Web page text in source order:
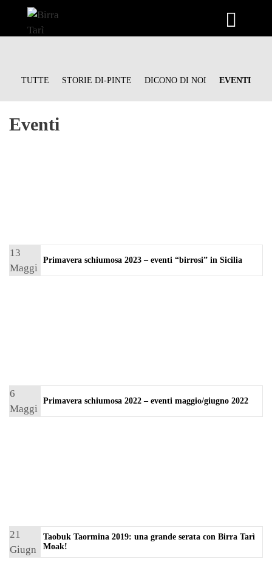
TUTTE STORIE DI-PINTE DICONO DI NOI EVENTI
Eventi
Primavera schiumosa 2023 – eventi “birrosi” in Sicilia
13
Maggi
Primavera schiumosa 2022 – eventi maggio/giugno 2022
6
Maggi
Taobuk Taormina 2019: una grande serata con Birra Tarì
Moak!
21
Giugn